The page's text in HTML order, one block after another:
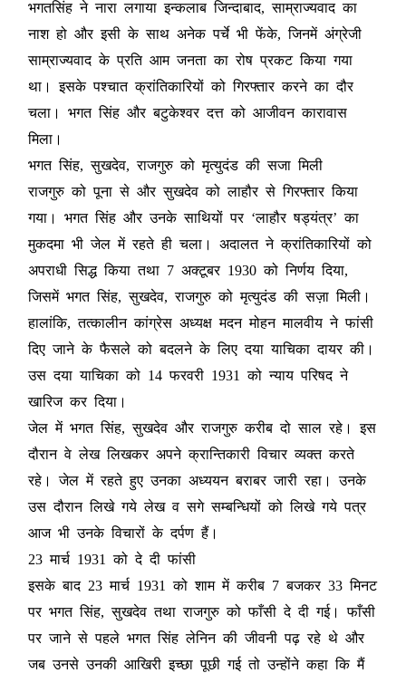
भगतसिंह ने नारा लगाया इन्कलाब जिन्दाबाद, साम्राज्यवाद का
नाश हो और इसी के साथ अनेक पर्चे भी फेंके, जिनमें अंग्रेजी
साम्राज्यवाद के प्रति आम जनता का रोष प्रकट किया गया
था। इसके पश्चात क्रांतिकारियों को गिरफ्तार करने का दौर
चला। भगत सिंह और बटुकेश्वर दत्त को आजीवन कारावास
मिला।
भगत सिंह, सुखदेव, राजगुरु को मृत्युदंड की सजा मिली
राजगुरु को पूना से और सुखदेव को लाहौर से गिरफ्तार किया
गया। भगत सिंह और उनके साथियों पर ‘लाहौर षड्यंत्र’ का
मुकदमा भी जेल में रहते ही चला। अदालत ने क्रांतिकारियों को
अपराधी सिद्ध किया तथा 7 अक्टूबर 1930 को निर्णय दिया,
जिसमें भगत सिंह, सुखदेव, राजगुरु को मृत्युदंड की सज़ा मिली।
हालांकि, तत्कालीन कांग्रेस अध्यक्ष मदन मोहन मालवीय ने फांसी
दिए जाने के फैसले को बदलने के लिए दया याचिका दायर की।
उस दया याचिका को 14 फरवरी 1931 को न्याय परिषद ने
खारिज कर दिया।
जेल में भगत सिंह, सुखदेव और राजगुरु करीब दो साल रहे। इस
दौरान वे लेख लिखकर अपने क्रान्तिकारी विचार व्यक्त करते
रहे। जेल में रहते हुए उनका अध्ययन बराबर जारी रहा। उनके
उस दौरान लिखे गये लेख व सगे सम्बन्धियों को लिखे गये पत्र
आज भी उनके विचारों के दर्पण हैं।
23 मार्च 1931 को दे दी फांसी
इसके बाद 23 मार्च 1931 को शाम में करीब 7 बजकर 33 मिनट
पर भगत सिंह, सुखदेव तथा राजगुरु को फाँसी दे दी गई। फाँसी
पर जाने से पहले भगत सिंह लेनिन की जीवनी पढ़ रहे थे और
जब उनसे उनकी आखिरी इच्छा पूछी गई तो उन्होंने कहा कि मैं